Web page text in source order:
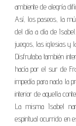
ambiente de alegría
Así, los paseos, la
del día a día de
juegos, las iglesias y
Disfrutaba también
hacía por el sur de
impedía para nada la
interior de aquella
La misma Isabel
espiritual ocurrido en